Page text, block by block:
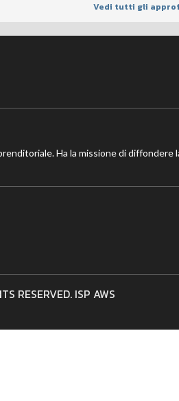
Vedi tutti gli
Ha la missione di diffondere
ISP AWS